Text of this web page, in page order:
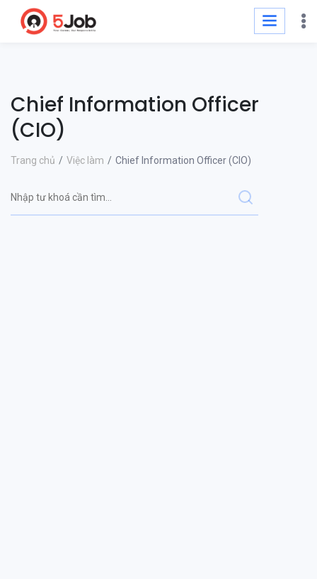
Chief Information Officer
(CIO)
Trang chủ Việc làm Chief Information Officer (CIO)